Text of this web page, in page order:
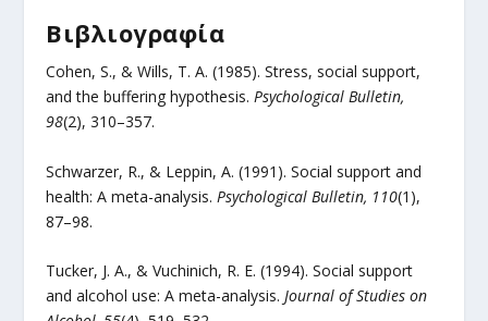
Βιβλιογραφία
Cohen, S., & Wills, T. A. (1985). Stress, social support,
and the buffering hypothesis.Psychological Bulletin,
98(2), 310–357.
Schwarzer, R., & Leppin, A. (1991). Social support and
health: A meta-analysis. Psychological Bulletin, 110(1),
87–98.
Tucker, J. A., & Vuchinich, R. E. (1994). Social support
and alcohol use: A meta-analysis.Journal of Studies on